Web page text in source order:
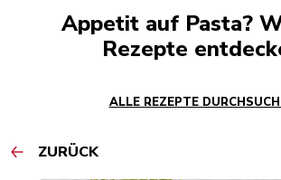
Appetit auf Pasta?
Rezepte
ALLE REZEPTE
ZURÜCK